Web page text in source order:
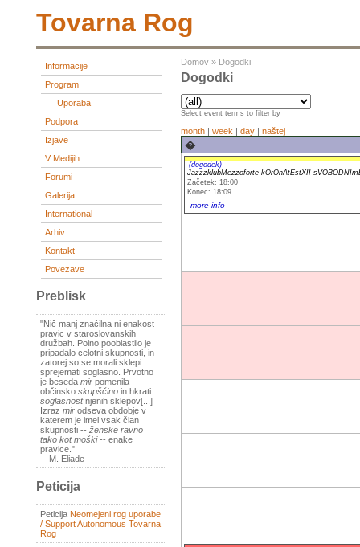
Tovarna Rog
Informacije
Program
Uporaba
Podpora
Izjave
V Medijih
Forumi
Galerija
International
Arhiv
Kontakt
Povezave
Preblisk
"Nič manj značilna ni enakost
pravic v staroslovanskih
družbah. Polno pooblastilo je
pripadalo celotni skupnosti, in
zatorej so se morali sklepi
sprejemati soglasno. Prvotno
je beseda mir pomenila
občinsko skupščino in hkrati
soglasnostnjenih sklepov[...]
Izraz mir odseva obdobje v
katerem je imel vsak član
skupnosti -- ženske ravno
tako kot moški-- enake
pravice."
-- M. Eliade
Peticija
Peticija Neomejeni rog uporabe
/ Support Autonomous Tovarna
Rog
Domov » Dogodki
Dogodki
Select event terms to filter by
month | week | day | naštej
�
(dogodek)
JazzzklubMezzoforte kOrOnAtEstXII
Začetek: 18:00
Konec: 18:09
more info